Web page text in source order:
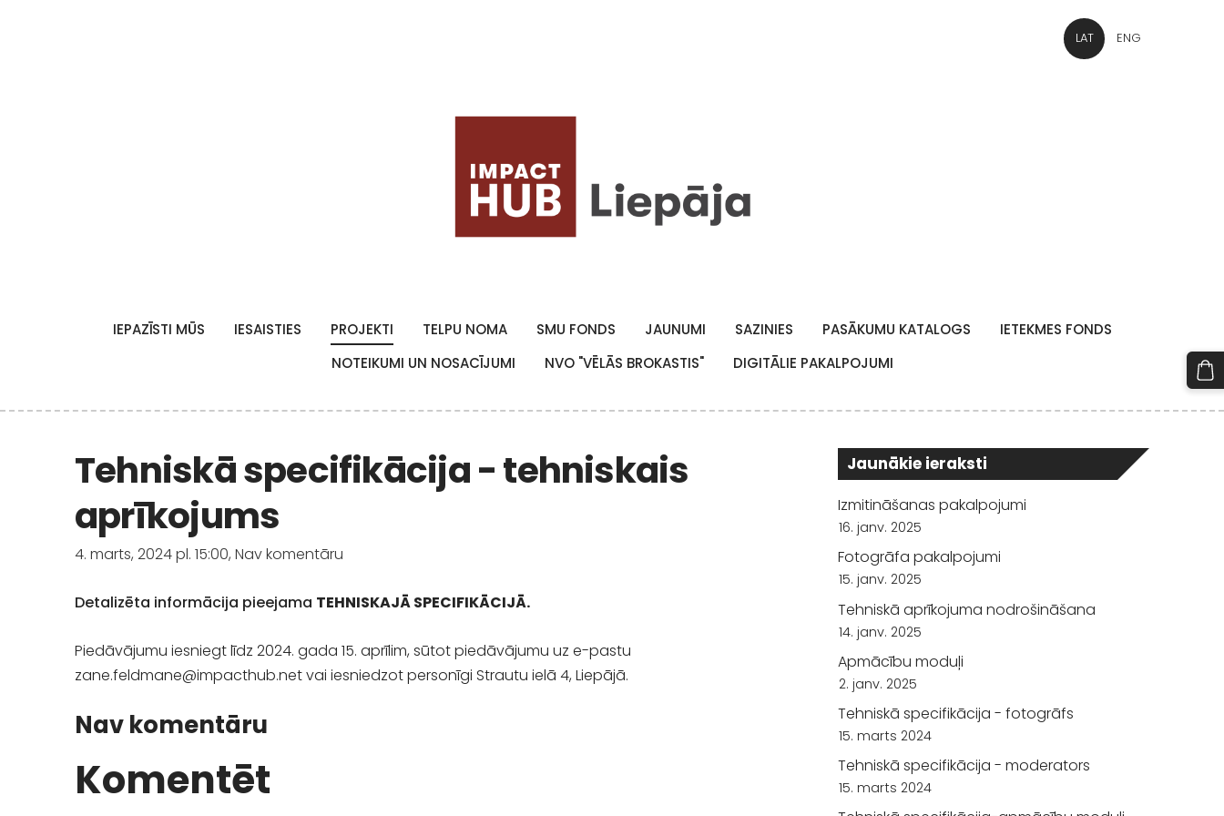
IEPAZĪSTI MŪS IESAISTIES PROJEKTI TELPU NOMA SMU FONDS JAUNUMI SAZINIES PASĀKUMU KATALOGS
IETEKMES FONDS
NOTEIKUMI UN NOSACĪJUMI
NVO "VĒLĀS BROKASTIS" DIGITĀLIE PAKALPOJUMI
LAT ENG
Jaunākie ieraksti
Izmitināšanas pakalpojumi
16. janv. 2025
Fotogrāfa pakalpojumi
15. janv. 2025
Tehniskā aprīkojuma nodrošināšana
14. janv. 2025
Apmācību moduļi
2. janv. 2025
Tehniskā specifikācija - fotogrāfs
15. marts 2024
Tehniskā specifikācija - moderators
15. marts 2024
Tehniskā specifikācija - tehniskais
aprīkojums
4. marts, 2024 pl. 15:00, Nav komentāru
Detalizēta informācija pieejama TEHNISKAJĀ SPECIFIKĀCIJĀ.
Piedāvājumu iesniegt līdz 2024. gada 15. aprīlim, sūtot piedāvājumu uz e-pastu
zane.feldmane@impacthub.netvai iesniedzot personīgi Strautu ielā 4, Liepājā.
Nav komentāru
Komentēt